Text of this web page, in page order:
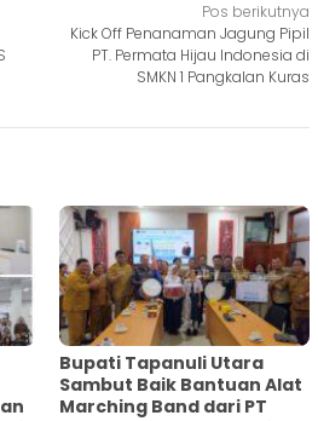
Pos berikutnya
Kick Off Penanaman Jagung Pipil
PT. Permata Hijau Indonesia di
SMKN 1 Pangkalan Kuras
Bupati Tapanuli Utara
Sambut Baik Bantuan Alat
Marching Band dari PT